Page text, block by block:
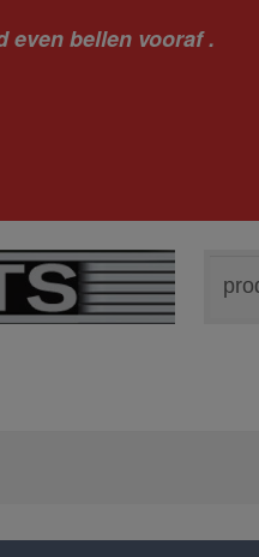
even bellen vooraf .
naar: